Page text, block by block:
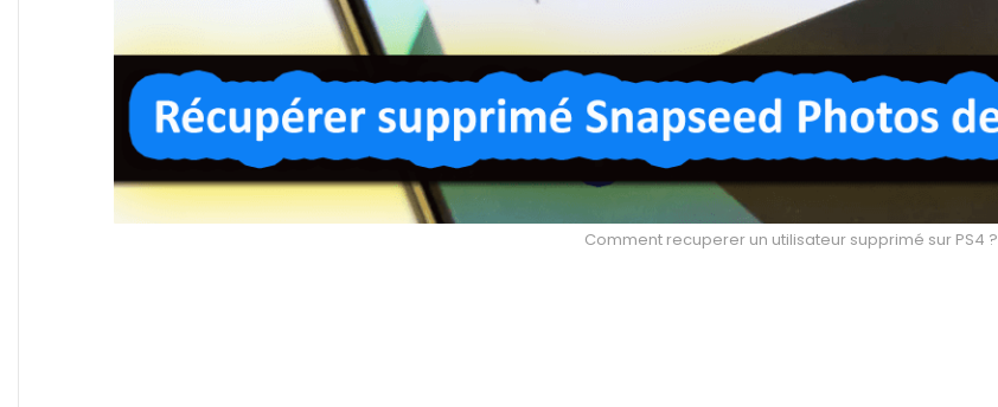
Comment recuperer un utilisateur supprimé sur PS4 ?